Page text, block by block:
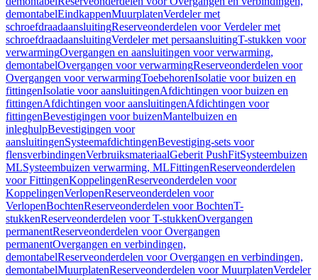
demontabelEindkappenMuurplatenVerdeler met
schroefdraadaansluitingReserveonderdelen voor Verdeler met
schroefdraadaansluitingVerdeler met persaansluitingT-stukken voor
verwarmingOvergangen en aansluitingen voor verwarming,
demontabelOvergangen voor verwarmingReserveonderdelen voor
Overgangen voor verwarmingToebehorenIsolatie voor buizen en
fittingenIsolatie voor aansluitingenAfdichtingen voor buizen en
fittingenAfdichtingen voor aansluitingenAfdichtingen voor
fittingenBevestigingen voor buizenMantelbuizen en
inleghulpBevestigingen voor
aansluitingenSysteemafdichtingenBevestiging-sets voor
flensverbindingenVerbruiksmateriaalGeberit PushFitSysteembuizen
MLSysteembuizen verwarming, MLFittingenReserveonderdelen
voor FittingenKoppelingenReserveonderdelen voor
KoppelingenVerlopenReserveonderdelen voor
VerlopenBochtenReserveonderdelen voor BochtenT-
stukkenReserveonderdelen voor T-stukkenOvergangen
permanentReserveonderdelen voor Overgangen
permanentOvergangen en verbindingen,
demontabelReserveonderdelen voor Overgangen en verbindingen,
demontabelMuurplatenReserveonderdelen voor MuurplatenVerdeler